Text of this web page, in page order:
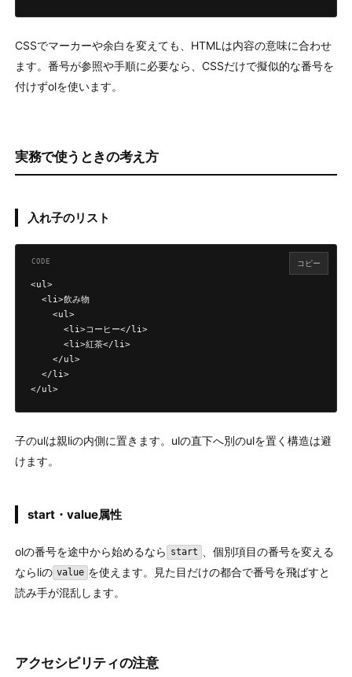
CSSでマーカーや余白を変えても、HTMLは内容の意味に合わせ
ます。番号が参照や手順に必要なら、CSSだけで擬似的な番号を
付けずolを使います。
実務で使うときの考え方
入れ子のリスト
<ul>
  <li>飲み物
    <ul>
      <li>コーヒー</li>
      <li>紅茶</li>
    </ul>
  </li>
</ul>
コピー
子のulは親liの内側に置きます。ulの直下へ別のulを置く構造は避
けます。
start・value属性
olの番号を途中から始めるなら start
、個別項目の番号を変える
ならliの value を使えます。見た目だけの都合で番号を飛ばすと
読み手が混乱します。
アクセシビリティの注意